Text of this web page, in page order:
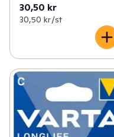
30,50 kr
30,50 kr /st